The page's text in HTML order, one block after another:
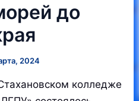
до
2024
колледже